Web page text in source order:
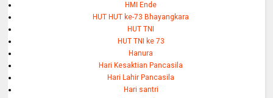
HMI Ende
HUT HUT ke-73 Bhayangkara
HUT TNI
HUT TNI ke 73
Hanura
Hari Kesaktian Pancasila
Hari Lahir Pancasila
Hari santri